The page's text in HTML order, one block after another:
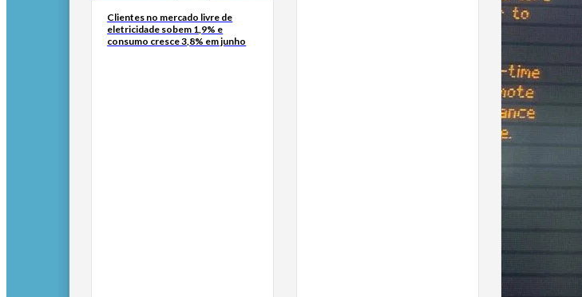
Clientes no mercado livre de
eletricidade sobem 1,9% e
consumo cresce 3,8% em junho